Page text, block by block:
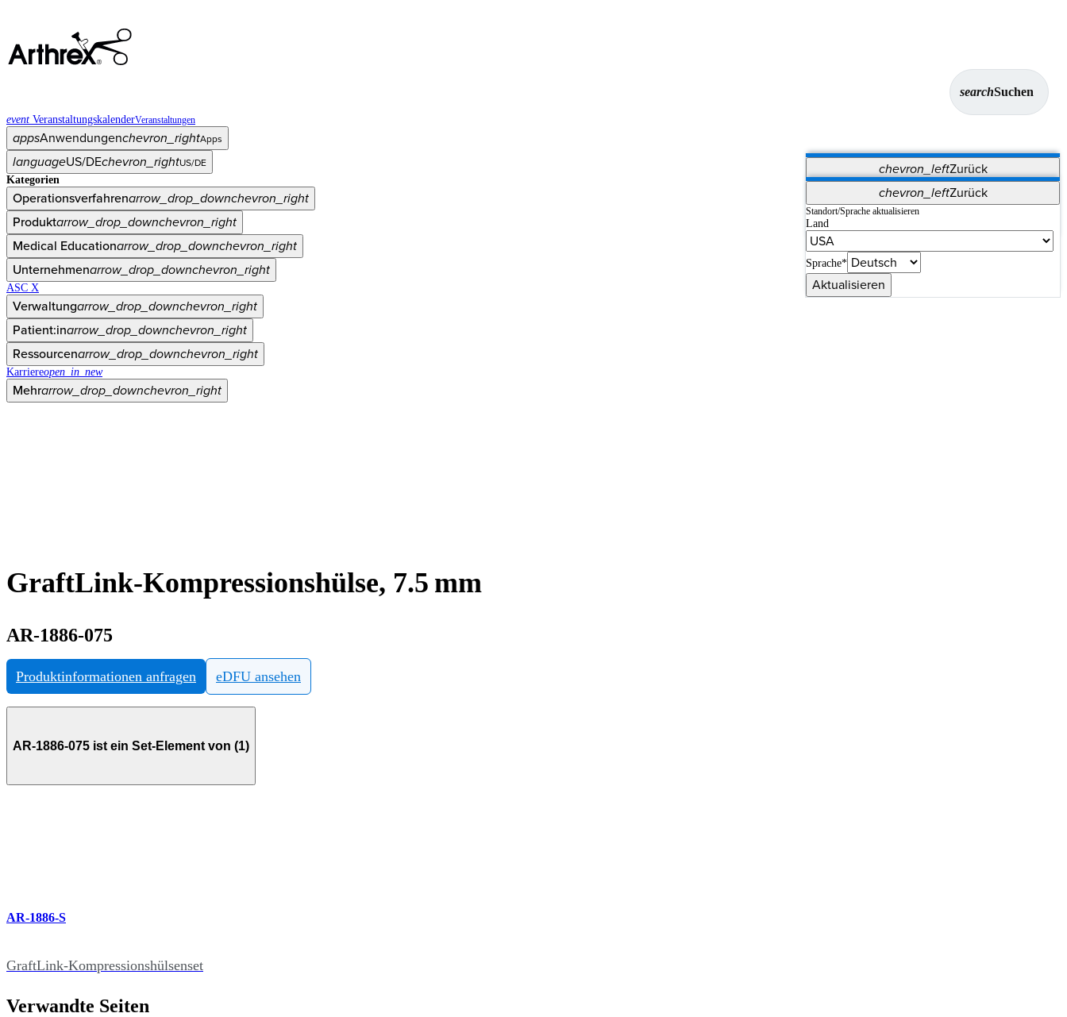
searchSuchen
event VeranstaltungskalenderVeranstaltungen
appsAnwendungenchevron_rightApps
chevron_leftZurück
Vet Systems OrthoPedia Patient
Supplier Portal
Synergy-Bildgebung und -Resektion
languageUS/DEchevron_rightUS/DE
chevron_leftZurück
Standort/Sprache aktualisieren
Land
Sprache*
Aktualisieren
Kategorien
Operationsverfahrenarrow_drop_downchevron_right
Produktarrow_drop_downchevron_right
Medical Educationarrow_drop_downchevron_right
Unternehmenarrow_drop_downchevron_right
ASC X
Verwaltungarrow_drop_downchevron_right
Patient:inarrow_drop_downchevron_right
Ressourcenarrow_drop_downchevron_right
Karriereopen_in_new
Mehrarrow_drop_downchevron_right
GraftLink-Kompressionshülse, 7.5 mm
AR-1886-075
Produktinformationen anfragen eDFU ansehen
AR-1886-075 ist ein Set-Element von (1)
AR-1886-S
GraftLink-Kompressionshülsenset
Verwandte Seiten